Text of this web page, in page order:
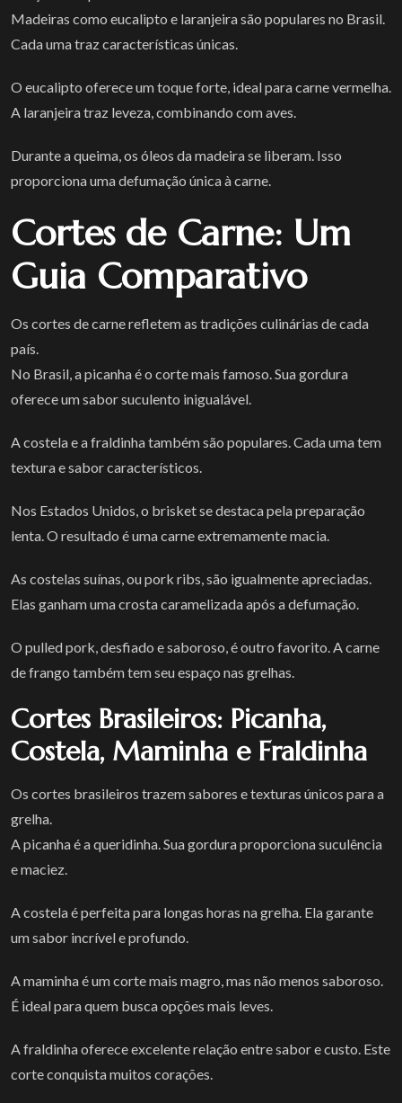
Madeiras como eucalipto e laranjeira são populares no Brasil.
Cada uma traz características únicas.
O eucalipto oferece um toque forte, ideal para carne vermelha.
A laranjeira traz leveza, combinando com aves.
Durante a queima, os óleos da madeira se liberam. Isso
proporciona uma defumação única à carne.
Cortes de Carne: Um
Guia Comparativo
Os cortes de carne refletem as tradições culinárias de cada
país.
No Brasil, a picanha é o corte mais famoso. Sua gordura
oferece um sabor suculento inigualável.
A costela e a fraldinha também são populares. Cada uma tem
textura e sabor característicos.
Nos Estados Unidos, o brisket se destaca pela preparação
lenta. O resultado é uma carne extremamente macia.
As costelas suínas, ou pork ribs, são igualmente apreciadas.
Elas ganham uma crosta caramelizada após a defumação.
O pulled pork, desfiado e saboroso, é outro favorito. A carne
de frango também tem seu espaço nas grelhas.
Cortes Brasileiros: Picanha,
Costela, Maminha e Fraldinha
Os cortes brasileiros trazem sabores e texturas únicos para a
grelha.
A picanha é a queridinha. Sua gordura proporciona suculência
e maciez.
A costela é perfeita para longas horas na grelha. Ela garante
um sabor incrível e profundo.
A maminha é um corte mais magro, mas não menos saboroso.
É ideal para quem busca opções mais leves.
A fraldinha oferece excelente relação entre sabor e custo. Este
corte conquista muitos corações.